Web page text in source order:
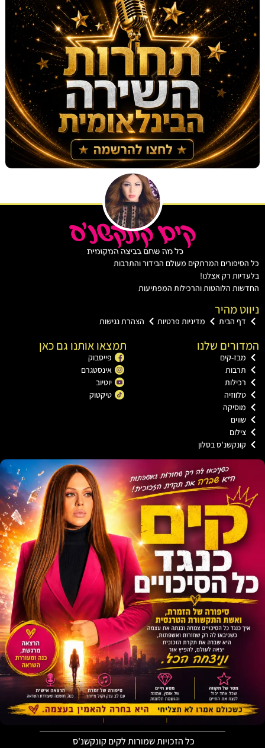
המרתקים מעולם הבידור והתרבות
רק אצלנו!
הלוהטות והרכילות המפתיעות
מהיר
הבית מדיניות פרטיות הצהרת נגישות
שלנו
קים
בסלון
תמצאו אותנו גם כאן
פייסבוק
אינסטגרם
יוטיוב
טיקטוק
כל הזכויות שמורות לקים קונקשנ'ס